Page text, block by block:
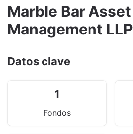
Marble Bar Asset
Management LLP
Datos clave
1
Fondos